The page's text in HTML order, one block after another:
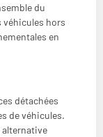
du
véhicules hors
en
détachées
de véhicules.
alternative